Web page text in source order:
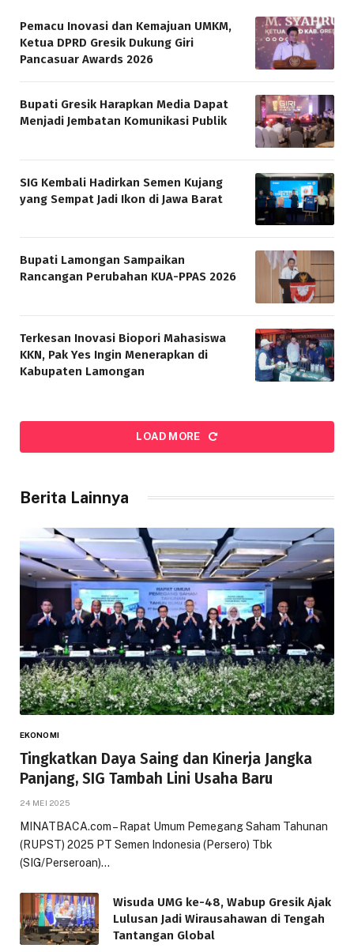
Pemacu Inovasi dan Kemajuan UMKM,
Ketua DPRD Gresik Dukung Giri
Pancasuar Awards 2026
Bupati Gresik Harapkan Media Dapat
Menjadi Jembatan Komunikasi Publik
SIG Kembali Hadirkan Semen Kujang
yang Sempat Jadi Ikon di Jawa Barat
Bupati Lamongan Sampaikan
Rancangan Perubahan KUA-PPAS 2026
Terkesan Inovasi Biopori Mahasiswa
KKN, Pak Yes Ingin Menerapkan di
Kabupaten Lamongan
LOAD MORE
Berita Lainnya
EKONOMI
Tingkatkan Daya Saing dan Kinerja Jangka
Panjang, SIG Tambah Lini Usaha Baru
24 MEI 2025
MINATBACA.com – Rapat Umum Pemegang Saham Tahunan
(RUPST) 2025 PT Semen Indonesia (Persero) Tbk
(SIG/Perseroan)…
Wisuda UMG ke-48, Wabup Gresik Ajak
Lulusan Jadi Wirausahawan di Tengah
Tantangan Global